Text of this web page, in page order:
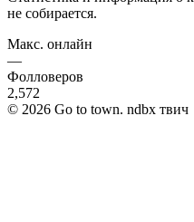
не собирается.
Макс. онлайн
—
Фолловеров
2,572
© 2026 Go to town. ndbx твич